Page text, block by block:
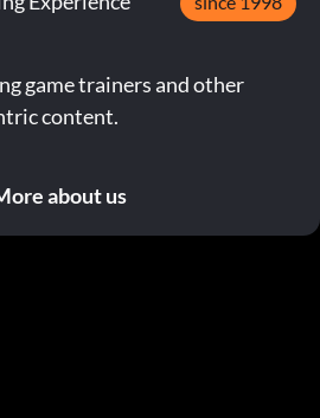
game trainers and other
content.
about us